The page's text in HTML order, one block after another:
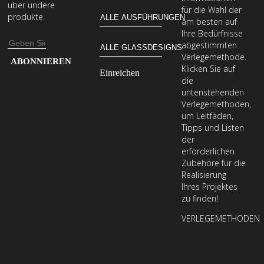
uber undere
produkte.
E-
Mail-
Geben
für die Wahl der
am besten auf
Ihre Bedürfnisse
abgestimmten
Verlegemethode.
Klicken Sie auf
die
untenstehenden
Verlegemethoden,
um Leitfäden,
Tipps und Listen
der
erforderlichen
Zubehöre für die
Realisierung
Ihres Projektes
zu finden!
VERLEGEMETHODEN